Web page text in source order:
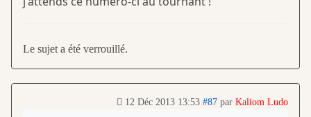
Le sujet a été verrouillé.
12 Déc 2013 13:53 #87 par Kaliom Ludo